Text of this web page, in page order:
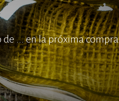
... en la próxima compra